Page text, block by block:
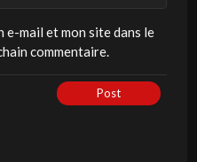
e-mail et mon site dans le
commentaire.
Post